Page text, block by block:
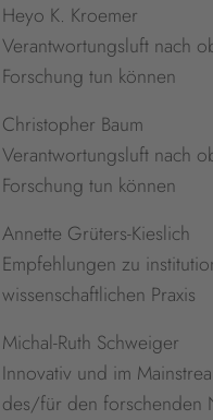
Heyo K. Kroemer
Verantwortungsluft nach
Forschung tun können
Christopher Baum
Verantwortungsluft nach
Forschung tun können
Annette Grüters-Kieslich
Empfehlungen zu
wissenschaftlichen Praxis
Michal-Ruth Schweiger
Innovativ und im
des/für den forschenden